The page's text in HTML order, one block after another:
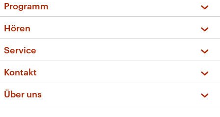
Programm
Sendungen und Podcasts
Musikliste
Kakadu – Das Kinderprogramm
Hören
Frequenzen (UKW + DAB+)
Service
FAQ
Apps
Newsletter
Kontakt
Social Media
Über uns